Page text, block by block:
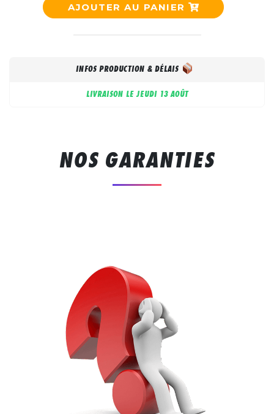
AJOUTER AU PANIER
INFOS PRODUCTION & DÉLAIS
LIVRAISON LE JEUDI 13 AOÛT
NOS GARANTIES